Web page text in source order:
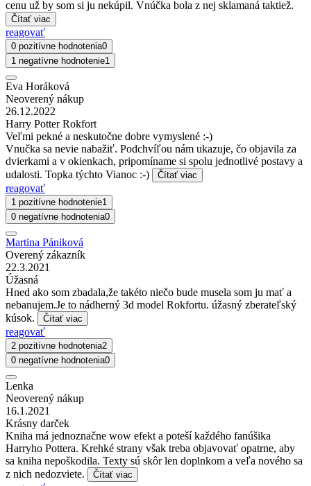
cenu už by som si ju nekúpil. Vnúčka bola z nej sklamaná taktiež.
Čítať viac
reagovať
0 pozitívne hodnotenia0
1 negatívne hodnotenie1
Eva Horáková
Neoverený nákup
26.12.2022
Harry Potter Rokfort
Veľmi pekné a neskutočne dobre vymyslené :-)
Vnučka sa nevie nabažiť. Podchvíľou nám ukazuje, čo objavila za
dvierkami a v okienkach, pripomíname si spolu jednotlivé postavy a
udalosti. Topka týchto Vianoc :-)
Čítať viac
reagovať
1 pozitívne hodnotenie1
0 negatívne hodnotenia0
Martina Pániková
Overený zákazník
22.3.2021
Úžasná
Hned ako som zbadala,že takéto niečo bude musela som ju mať a
nebanujem.Je to nádherný 3d model Rokfortu. úžasný zberateľský
kúsok.
Čítať viac
reagovať
2 pozitívne hodnotenia2
0 negatívne hodnotenia0
Lenka
Neoverený nákup
16.1.2021
Krásny darček
Kniha má jednoznačne wow efekt a poteší každého fanúšika
Harryho Pottera. Krehké strany však treba objavovať opatrne, aby
sa kniha nepoškodila. Texty sú skôr len doplnkom a veľa nového sa
z nich nedozviete.
Čítať viac